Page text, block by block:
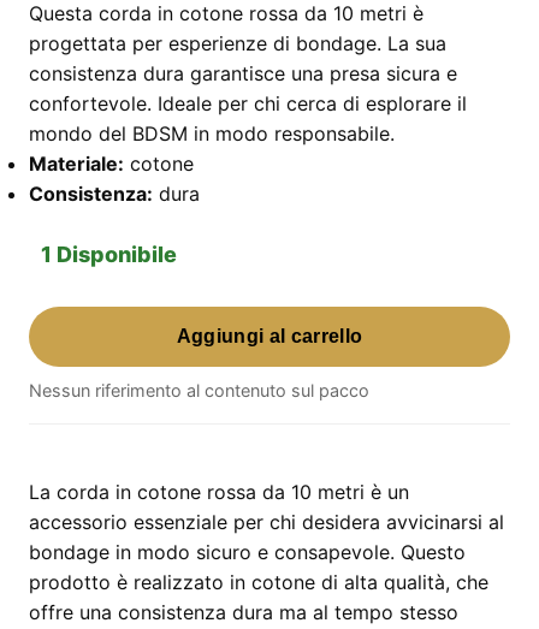
Questa corda in cotone rossa da 10 metri è
progettata per esperienze di bondage. La sua
consistenza dura garantisce una presa sicura e
confortevole. Ideale per chi cerca di esplorare il
mondo del BDSM in modo responsabile.
Materiale: cotone
Consistenza: dura
1 Disponibile
Corda
Cotone
Rossa
–
quantità
Aggiungi al carrello
Nessun riferimento al contenuto sul pacco
La corda in cotone rossa da 10 metri è un
accessorio essenziale per chi desidera avvicinarsi al
bondage in modo sicuro e consapevole. Questo
prodotto è realizzato in cotone di alta qualità, che
offre una consistenza dura ma al tempo stesso